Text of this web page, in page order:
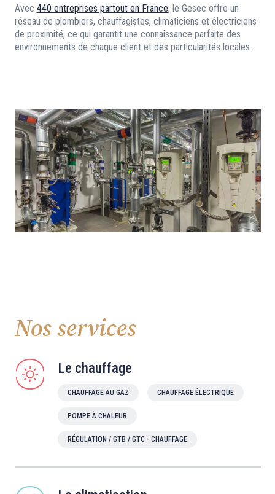
Avec 440 entreprises partout en France, le Gesec offre un
réseau de plombiers, chauffagistes, climaticiens et électriciens
de proximité, ce qui garantit une connaissance parfaite des
environnements de chaque client et des particularités locales.
Nos services
Le chauffage
CHAUFFAGE AU GAZ CHAUFFAGE ÉLECTRIQUE
POMPE À CHALEUR
RÉGULATION / GTB / GTC - CHAUFFAGE